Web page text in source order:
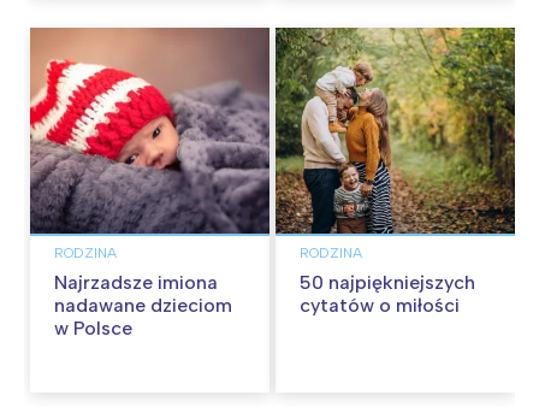
RODZINA
Najrzadsze imiona
nadawane dzieciom
w Polsce
RODZINA
50 najpiękniejszych
cytatów o miłości